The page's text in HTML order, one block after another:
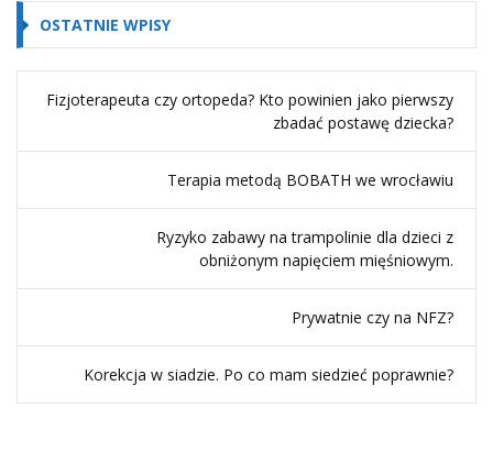
OSTATNIE WPISY
Fizjoterapeuta czy ortopeda? Kto powinien jako pierwszy
zbadać postawę dziecka?
Terapia metodą BOBATH we wrocławiu
Ryzyko zabawy na trampolinie dla dzieci z
obniżonym napięciem mięśniowym.
Prywatnie czy na NFZ?
Korekcja w siadzie. Po co mam siedzieć poprawnie?